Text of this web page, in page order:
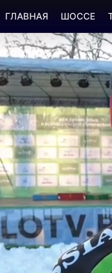
ГЛАВНАЯ ШОССЕ